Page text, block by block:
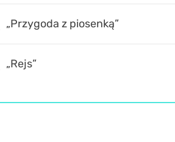
„Przygoda z piosenką”
„Rejs”